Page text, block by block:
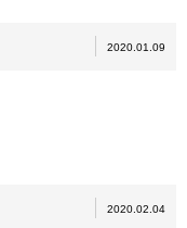
2020.01.09
2020.02.04